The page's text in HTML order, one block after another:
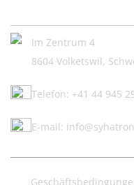
Im Zentrum 4
8604 Volketswil,
Telefon: +41 44 945
E-mail: